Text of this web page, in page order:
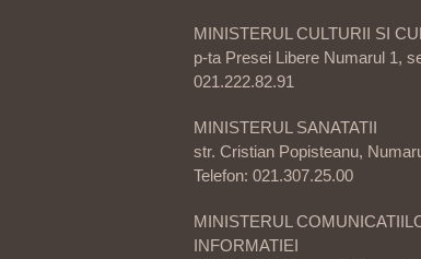
MINISTERUL CULTURII SI
p-ta Presei Libere Numarul 1,
021.222.82.91
MINISTERUL SANATATII
str. Cristian Popisteanu,
Telefon: 021.307.25.00
MINISTERUL
INFORMATIEI